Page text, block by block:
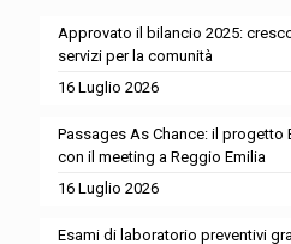
Approvato il bilancio 2025:
servizi per la comunità
16 Luglio 2026
Passages As Chance: il progetto
con il meeting a Reggio Emilia
16 Luglio 2026
Esami di laboratorio preventivi